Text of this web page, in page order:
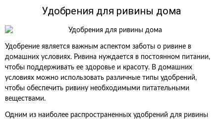
Удобрения для ривины дома
Удобрение является важным аспектом заботы о ривине в
домашних условиях. Ривина нуждается в постоянном питании,
чтобы поддерживать ее здоровье и красоту. В домашних
условиях можно использовать различные типы удобрений,
чтобы обеспечить ривину необходимыми питательными
веществами.
Одним из наиболее распространенных удобрений для ривины